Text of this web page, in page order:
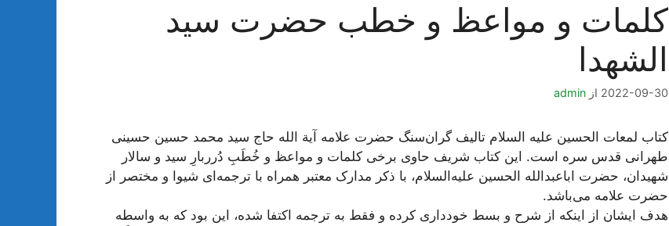
کلمات و مواعظ و خطب حضرت سید
الشهدا
2022-09-30 از admin
کتاب لمعات الحسین علیه السلام تالیف گران‌سنگ حضرت علامه آیة الله حاج سید محمد حسین حسینی
طهرانی قدس سره است. این کتاب شریف حاوی برخی کلمات و مواعظ و خُطَبِ دُرربارِ سید و سالار
شهیدان، حضرت اباعبدالله الحسین علیه‌السلام، با ذکر مدارک معتبر همراه با ترجمه‌ای شیوا و مختصر از
حضرت علامه می‌باشد.
هدف ایشان از اینکه از شرح و بسط خودداری کرده و فقط به ترجمه اکتفا شده، این بود كه به واسطه